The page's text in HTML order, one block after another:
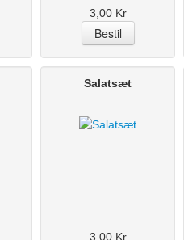
3,00 Kr
Salatsæt
3,00 Kr